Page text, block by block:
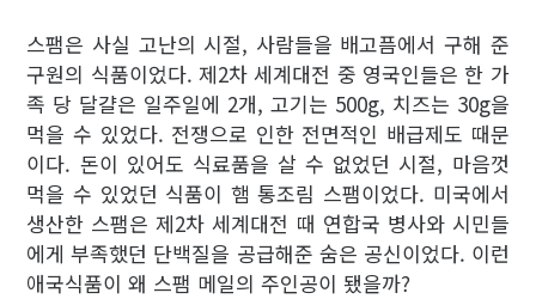
스팸은 사실 고난의 시절, 사람들을 배고픔에서 구해 준
구원의 식품이었다. 제2차 세계대전 중 영국인들은 한 가
족 당 달걀은 일주일에 2개, 고기는 500g, 치즈는 30g을
먹을 수 있었다. 전쟁으로 인한 전면적인 배급제도 때문
이다. 돈이 있어도 식료품을 살 수 없었던 시절, 마음껏
먹을 수 있었던 식품이 햄 통조림 스팸이었다. 미국에서
생산한 스팸은 제2차 세계대전 때 연합국 병사와 시민들
에게 부족했던 단백질을 공급해준 숨은 공신이었다. 이런
애국식품이 왜 스팸 메일의 주인공이 됐을까?